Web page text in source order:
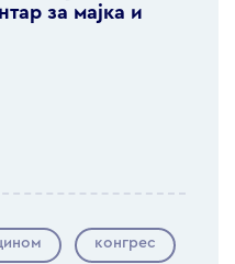
за мајка и
конгрес